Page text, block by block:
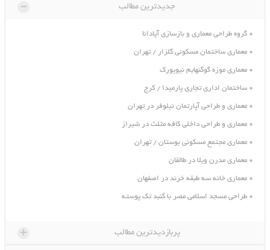
جدیدترین مطالب -
گروه طراحی معماری و بازسازی آپادانا
معماری ساختمان مسکونی گلزار / تهران
معماری موزه گوگنهایم نیویورک
ساختمان اداری تجاری پارمیدا / کرج
معماری و طراحی آپارتمان نیلوفر در تهران
معماری و طراحی داخلی کافه مثلث در شیراز
معماری مجتمع مسکونی بوستان / تهران
معماری مدرن ویلا در طالقان
معماری خانه سه طبقه خرند در اصفهان
طراحی مسجد اسلامی مصر با گنبد تک پوسته
پربازدیدترین مطالب +